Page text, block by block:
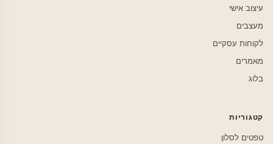
עיצוב אישי
מעצבים
לקוחות עסקיים
מאמרים
בלוג
קטגוריות
טפטים לסלון